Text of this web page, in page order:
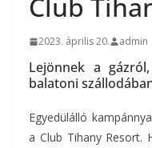
2023. április 20. admin
Lejönnek a
balatoni
Egyedülálló
a Club Tihany Resort.